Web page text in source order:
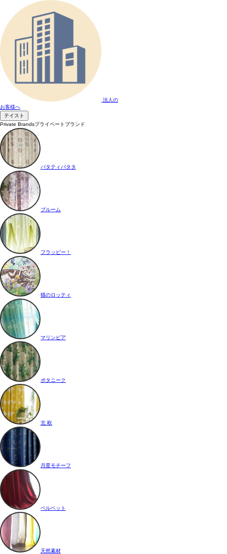
法人の
お客様へ
テイスト
Private Brandsプライベートブランド
パタティパタタ
ブルーム
フラッピー！
猫のロッティ
マリンピア
ボタニーク
北 欧
月星モチーフ
ベルベット
天然素材